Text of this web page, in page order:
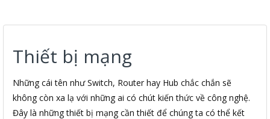
Thiết bị mạng
Những cái tên như Switch, Router hay Hub chắc chắn sẽ
không còn xa lạ với những ai có chút kiến thức về công nghệ.
Đây là những thiết bị mạng cần thiết để chúng ta có thể kết